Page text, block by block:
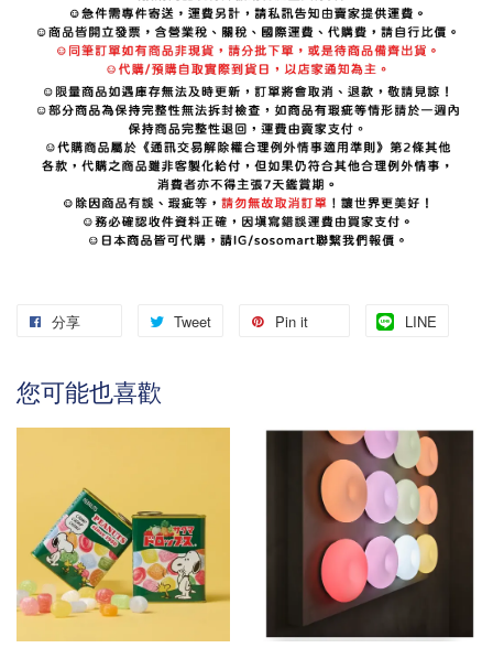
分享 Tweet Pin it LINE
您可能也喜歡